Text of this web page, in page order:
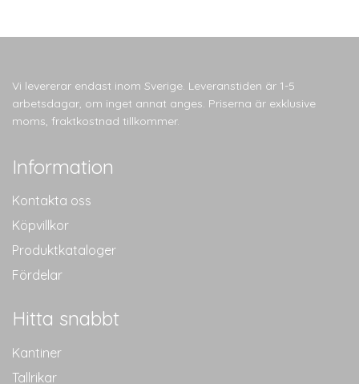
Vi levererar endast inom Sverige. Leveranstiden är 1-5
arbetsdagar, om inget annat anges. Priserna är exklusive
moms, fraktkostnad tillkommer.
Information
Kontakta oss
Köpvillkor
Produktkataloger
Fördelar
Hitta snabbt
Kantiner
Tallrikar